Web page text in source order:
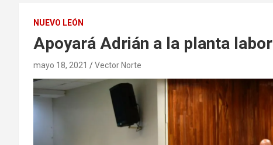
NUEVO LEÓN
Apoyará Adrián a la planta
mayo 18, 2021 Vector Norte